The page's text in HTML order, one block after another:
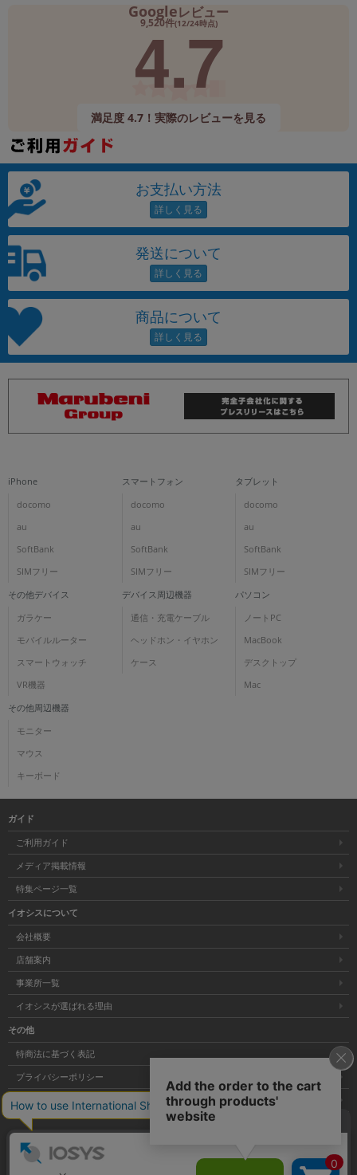
Googleレビュー
9,520件(12/24時点)
4.7
満足度 4.7！実際のレビューを見る
お支払い方法
発送について
商品について
iPhone
docomo
au
SoftBank
SIMフリー
スマートフォン
docomo
au
SoftBank
SIMフリー
タブレット
docomo
au
SoftBank
SIMフリー
その他デバイス
ガラケー
モバイルルーター
スマートウォッチ
VR機器
デバイス周辺機器
通信・充電ケーブル
ヘッドホン・イヤホン
ケース
パソコン
ノートPC
MacBook
デスクトップ
Mac
その他周辺機器
モニター
マウス
キーボード
ガイド
ご利用ガイド
メディア掲載情報
特集ページ一覧
イオシスについて
会社概要
店舗案内
事業所一覧
イオシスが選ばれる理由
その他
特商法に基づく表記
プライバシーポリシー
サイトマップ